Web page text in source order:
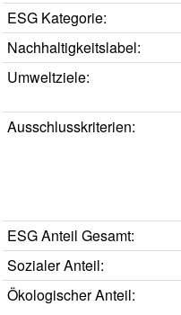
ESG Kategorie:
Nachhaltigkeitslabel:
Umweltziele:
Ausschlusskriterien:
ESG Anteil Gesamt:
Sozialer Anteil:
Ökologischer Anteil: